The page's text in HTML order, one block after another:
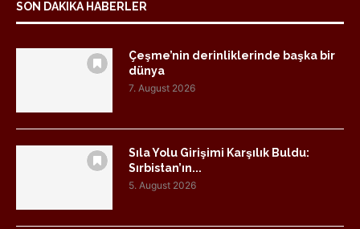
SON DAKIKA HABERLER
Çeşme’nin derinliklerinde başka bir
dünya
7. August 2026
Sıla Yolu Girişimi Karşılık Buldu:
Sırbistan’ın...
5. August 2026